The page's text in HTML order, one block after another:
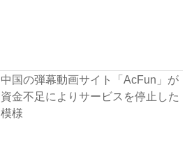
中国の弾幕動画サイト「AcFun」が
資金不足によりサービスを停止した
模様